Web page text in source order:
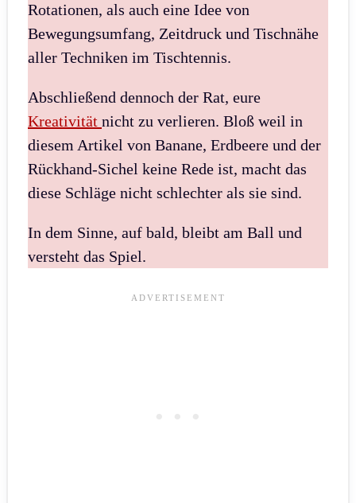
Rotationen, als auch eine Idee von
Bewegungsumfang, Zeitdruck und Tischnähe
aller Techniken im Tischtennis.
Abschließend dennoch der Rat, eure
Kreativität nicht zu verlieren. Bloß weil in
diesem Artikel von Banane, Erdbeere und der
Rückhand-Sichel keine Rede ist, macht das
diese Schläge nicht schlechter als sie sind.
In dem Sinne, auf bald, bleibt am Ball und
versteht das Spiel.